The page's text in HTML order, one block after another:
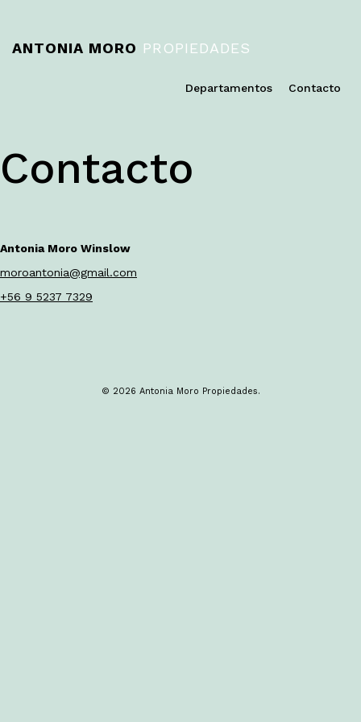
ANTONIA MORO PROPIEDADES
Departamentos Contacto
Contacto
Antonia Moro Winslow
moroantonia@gmail.com
+56 9 5237 7329
© 2026 Antonia Moro Propiedades.